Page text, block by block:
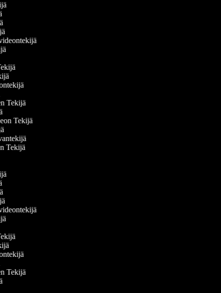
Tekijä
Tekijä
Tekijä
Tekijä